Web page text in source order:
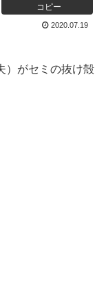
コピー
2020.07.19
）がセミの抜け殻